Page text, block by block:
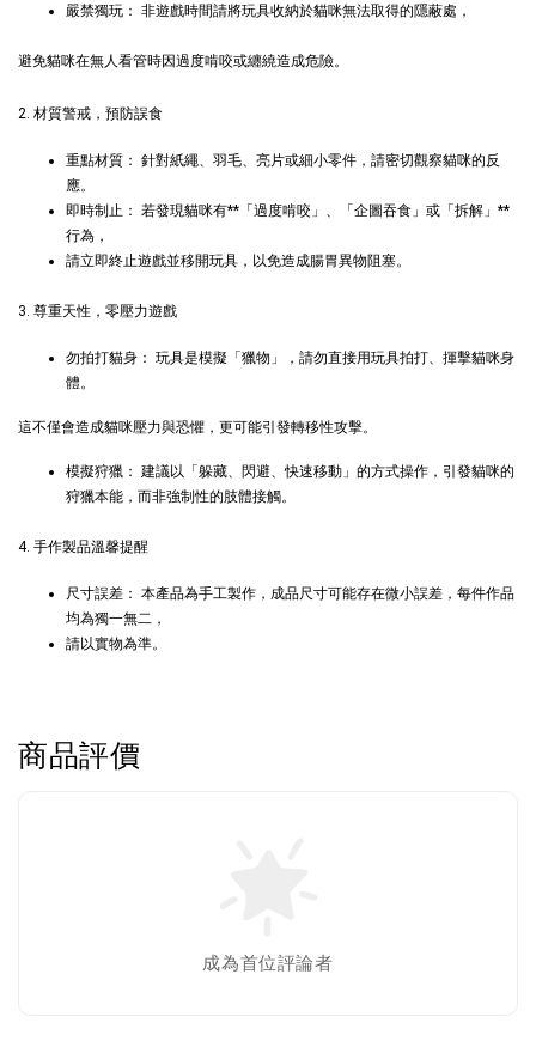
NT$ 119 TWD
- +
加入購物車
嚴禁獨玩： 非遊戲時間請將玩具收納於貓咪無法取得的隱蔽處，
避免貓咪在無人看管時因過度啃咬或纏繞造成危險。
2. 材質警戒，預防誤食
重點材質： 針對紙繩、羽毛、亮片或細小零件，請密切觀察貓咪的反
應。
即時制止： 若發現貓咪有**「過度啃咬」、「企圖吞食」或「拆解」**
行為，
請立即終止遊戲並移開玩具，以免造成腸胃異物阻塞。
3. 尊重天性，零壓力遊戲
勿拍打貓身： 玩具是模擬「獵物」，請勿直接用玩具拍打、揮擊貓咪身
體。
這不僅會造成貓咪壓力與恐懼，更可能引發轉移性攻擊。
模擬狩獵： 建議以「躲藏、閃避、快速移動」的方式操作，引發貓咪的
狩獵本能，而非強制性的肢體接觸。
4. 手作製品溫馨提醒
尺寸誤差： 本產品為手工製作，成品尺寸可能存在微小誤差，每件作品
均為獨一無二，
請以實物為準。
商品評價
成為首位評論者